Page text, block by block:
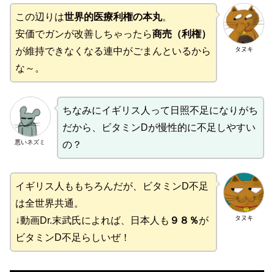
タヌキ
この辺りは世界的医療利権の本丸。
安価でガンが改善しちゃったら商売（利権）
が維持できなくなる連中がごまんといるから
な～。
悪いネズミ
ちなみにイギリス人って日照不足になりがち
だから、ビタミンDが慢性的に不足しやすい
の？
タヌキ
イギリス人ももちろんだが、ビタミンD不足
は全世界共通。
↓動画Dr.末武氏によれば、日本人も ９８％が
ビタミンD不足らしいぜ！